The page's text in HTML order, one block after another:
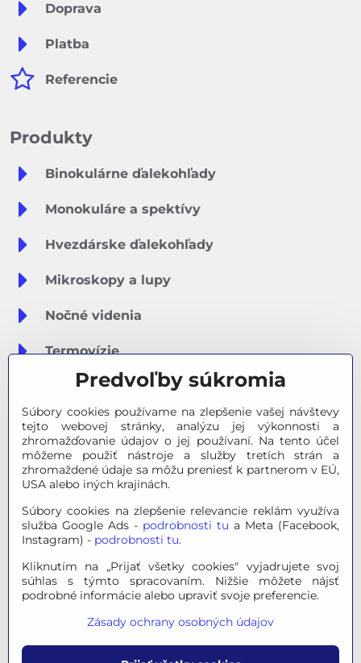
Doprava
Platba
Referencie
Produkty
Binokulárne ďalekohľady
Monokuláre a spektívy
Hvezdárske ďalekohľady
Mikroskopy a lupy
Nočné videnia
Termovízie
Meteostanice
Značky
Výpredaj
Tipy na darčeky
Poradňa - Ako si vybrať
© 2026 OPTINO s.r.o., všetky práva vyhradené. Všetky logá a
vlastníka.
Mapa stránok|Právne informácie|Ochrana osobných
Predvoľby súkromia
Súbory cookies používame na zlepšenie vašej návštevy
tejto webovej stránky, analýzu jej výkonnosti a
zhromažďovanie údajov o jej používaní. Na tento účel
môžeme použiť nástroje a služby tretích strán a
zhromaždené údaje sa môžu preniesť k partnerom v EÚ,
USA alebo iných krajinách.
Súbory cookies na zlepšenie relevancie reklám využíva
služba Google Ads - podrobnosti tu a Meta (Facebook,
Instagram) - podrobnosti tu.
Kliknutím na „Prijať všetky cookies" vyjadrujete svoj
súhlas s týmto spracovaním. Nižšie môžete nájsť
podrobné informácie alebo upraviť svoje preferencie.
Zásady ochrany osobných údajov